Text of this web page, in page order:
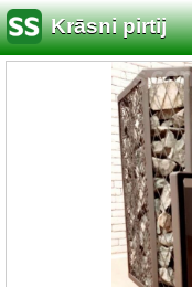
Krāsni pirtij